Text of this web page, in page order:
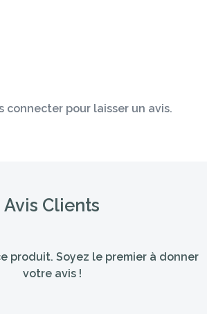
connecter pour laisser un avis.
Avis Clients
produit. Soyez le premier à donner
votre avis !